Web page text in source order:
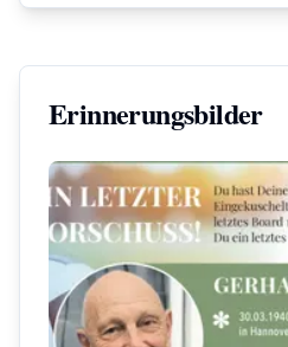
Erinnerungsbilder